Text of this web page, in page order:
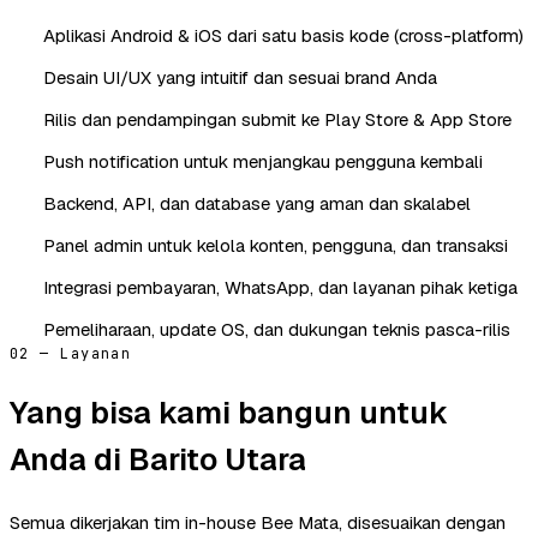
Aplikasi Android & iOS dari satu basis kode (cross-platform)
Desain UI/UX yang intuitif dan sesuai brand Anda
Rilis dan pendampingan submit ke Play Store & App Store
Push notification untuk menjangkau pengguna kembali
Backend, API, dan database yang aman dan skalabel
Panel admin untuk kelola konten, pengguna, dan transaksi
Integrasi pembayaran, WhatsApp, dan layanan pihak ketiga
Pemeliharaan, update OS, dan dukungan teknis pasca-rilis
02 — Layanan
Yang bisa kami bangun untuk
Anda di Barito Utara
Semua dikerjakan tim in-house Bee Mata, disesuaikan dengan